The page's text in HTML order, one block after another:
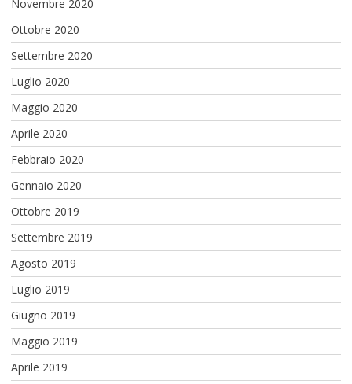
Novembre 2020
Ottobre 2020
Settembre 2020
Luglio 2020
Maggio 2020
Aprile 2020
Febbraio 2020
Gennaio 2020
Ottobre 2019
Settembre 2019
Agosto 2019
Luglio 2019
Giugno 2019
Maggio 2019
Aprile 2019